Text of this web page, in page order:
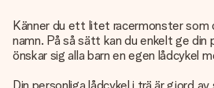
Känner du ett litet racermonster som
namn. På så sätt kan du enkelt ge
önskar sig alla barn en egen lådcykel